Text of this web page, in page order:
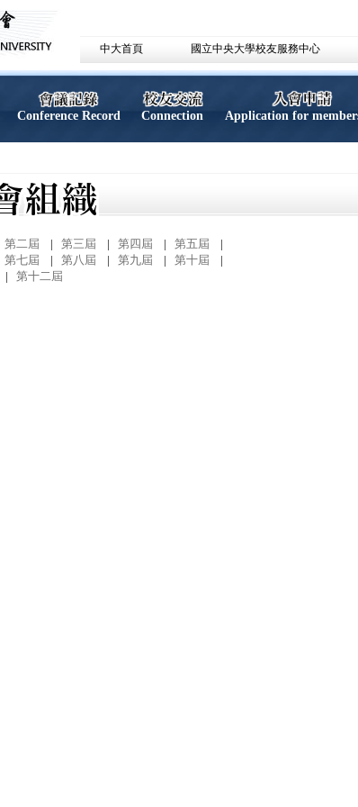
中大首頁 國立中央大學校友服務中心
Conference Record Connection Application for
第二屆 | 第三屆 | 第四屆 | 第五屆 |
第七屆 | 第八屆 | 第九屆 | 第十屆 |
| 第十二屆